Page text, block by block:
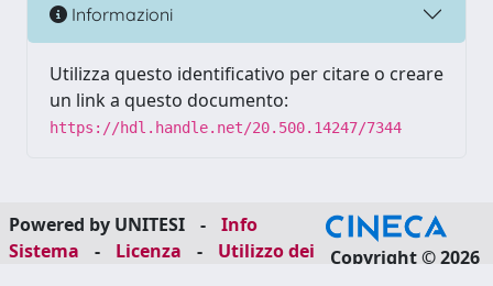
Informazioni
Utilizza questo identificativo per citare o creare
un link a questo documento:
https://hdl.handle.net/20.500.14247/7344
Powered by UNITESI -
Info
Sistema
- Licenza -
Utilizzo dei
Copyright © 2026